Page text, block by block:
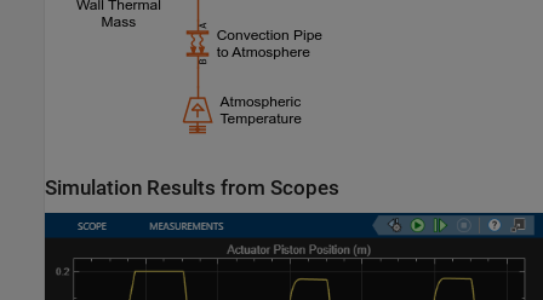
Simulation Results from Scopes